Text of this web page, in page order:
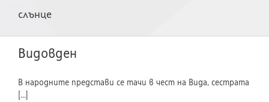
слънце
Видовден
В народните представи се тачи в чест на Вида, сестрата
[...]